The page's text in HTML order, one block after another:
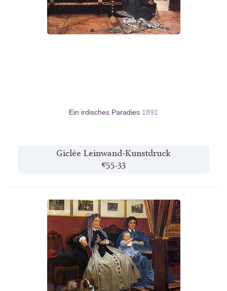
Ein irdisches Paradies 1891
Giclée Leinwand-Kunstdruck
€55.33